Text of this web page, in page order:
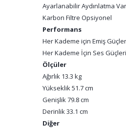
Ayarlanabilir Aydınlatma Var
Karbon Filtre Opsiyonel
Performans
Her Kademe için Emiş
Her Kademe İçin Ses
Ölçüler
Ağırlık 13.3 kg
Yükseklik 51.7 cm
Genişlik 79.8 cm
Derinlik 33.1 cm
Diğer